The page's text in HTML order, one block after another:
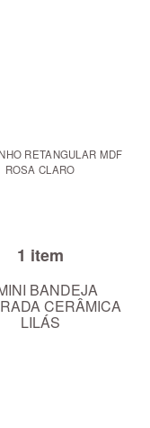
RETANGULAR MDF
ROSA CLARO
1 item